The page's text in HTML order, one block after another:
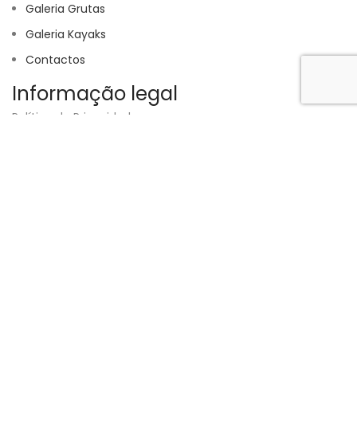
Galeria Grutas
Galeria Kayaks
Contactos
Informação legal
Política de Privacidade